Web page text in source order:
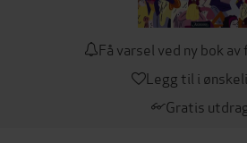
Få varsel ved ny bok
Legg til i
Gratis